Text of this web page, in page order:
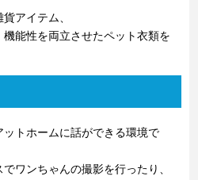
アイテム、
能性を両立させたペット衣類を
トホームに話ができる環境で
ワンちゃんの撮影を行ったり、